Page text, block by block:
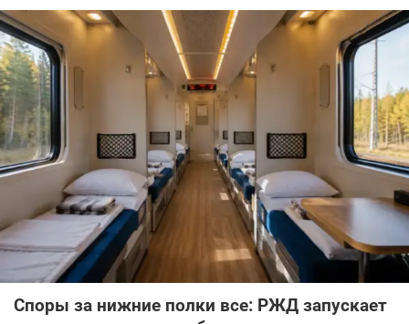
Споры за нижние полки все: РЖД запускает